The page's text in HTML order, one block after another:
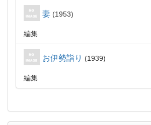
妻 1953
編集
お伊勢詣り 1939
編集